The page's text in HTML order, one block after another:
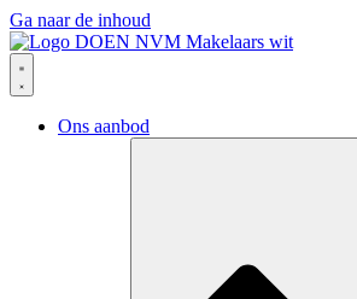
Ga naar de inhoud
Ons aanbod